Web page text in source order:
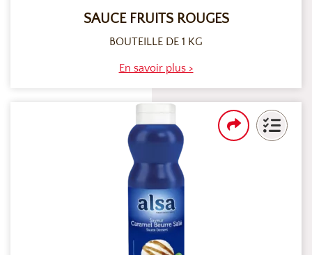
SAUCE FRUITS ROUGES
BOUTEILLE DE 1 KG
En savoir plus >